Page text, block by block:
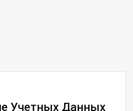
Учетных Данных